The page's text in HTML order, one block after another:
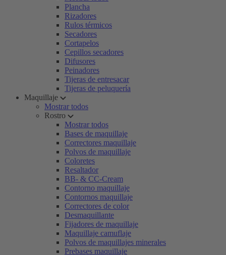
Plancha
Rizadores
Rulos térmicos
Secadores
Cortapelos
Cepillos secadores
Difusores
Peinadores
Tijeras de entresacar
Tijeras de peluquería
Maquillaje
Mostrar todos
Rostro
Mostrar todos
Bases de maquillaje
Correctores maquillaje
Polvos de maquillaje
Coloretes
Resaltador
BB- & CC-Cream
Contorno maquillaje
Contornos maquillaje
Correctores de color
Desmaquillante
Fijadores de maquillaje
Maquillaje camuflaje
Polvos de maquillajes minerales
Prebases maquillaje